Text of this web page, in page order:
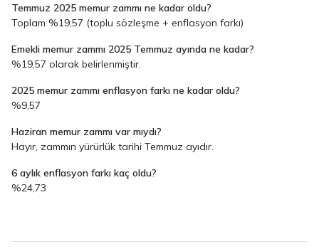
Temmuz 2025 memur zammı ne kadar oldu?
Toplam %19,57 (toplu sözleşme + enflasyon farkı)
Emekli memur zammı 2025 Temmuz ayında ne kadar?
%19,57 olarak belirlenmiştir.
2025 memur zammı enflasyon farkı ne kadar oldu?
%9,57
Haziran memur zammı var mıydı?
Hayır, zammın yürürlük tarihi Temmuz ayıdır.
6 aylık enflasyon farkı kaç oldu?
%24,73